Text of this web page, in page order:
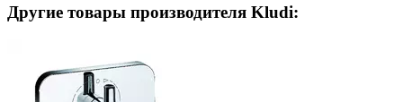
Другие товары производителя Kludi: